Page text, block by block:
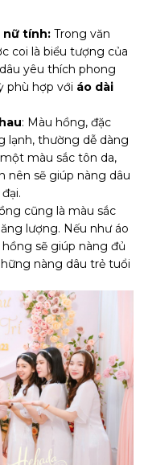
nữ tính: Trong văn
coi là biểu tượng của
yêu thích phong
phù hợp với áo dài
: Màu hồng, đặc
lạnh, thường dễ dàng
màu sắc tôn da,
nên sẽ giúp nàng dâu
cũng là màu sắc
lượng. Nếu như áo
sẽ giúp nàng đủ
nàng dâu trẻ tuổi